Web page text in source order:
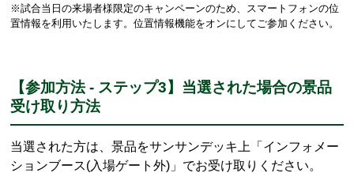
※試合当日の来場者様限定のキャンペーンのため、スマートフォンの位
置情報を利用いたします。位置情報機能をオンにしてご参加ください。
【参加方法 - ステップ3】当選された場合の景品
受け取り方法
当選された方は、景品をサンサンデッキ上「インフォメー
ションブース(入場ゲート外)」でお受け取りください。